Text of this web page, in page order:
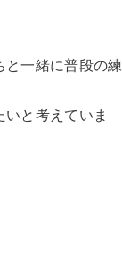
一緒に普段の練
と考えていま